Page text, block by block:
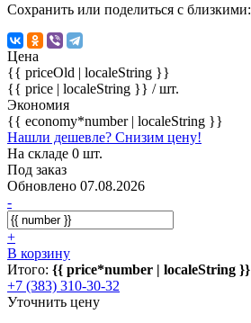
Сохранить или поделиться с близкими:
Цена
{{ priceOld | localeString }}
{{ price | localeString }} / шт.
Экономия
{{ economy*number | localeString }}
Нашли дешевле? Снизим цену!
На складе 0 шт.
Под заказ
Обновлено 07.08.2026
-
+
В корзину
Итого: {{ price*number | localeString }}
+7 (383) 310-30-32
Уточнить цену